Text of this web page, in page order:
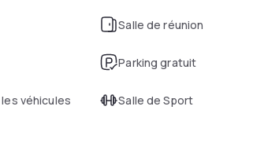
Salle de réunion
Parking gratuit
véhicules
Salle de Sport